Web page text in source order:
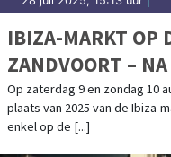
IBIZA-MARKT OP
ZANDVOORT –
HET WEER GAAN
MOOI WEEKEND!
Op zaterdag 9 en zondag 10
plaats van 2025 van de Ibiza-
enkel op de [...]